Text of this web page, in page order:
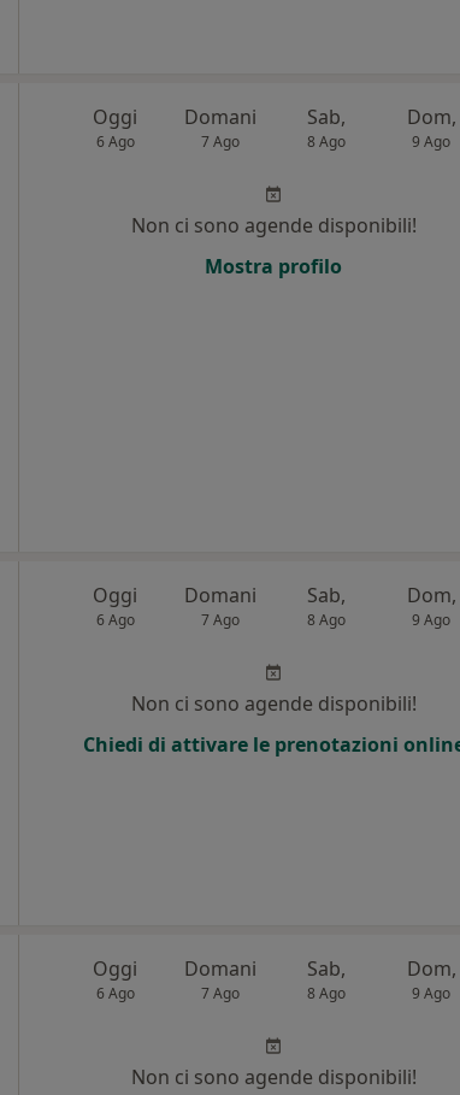
Oggi
6 Ago
Domani
7 Ago
Sab,
8 Ago
Dom,
9 Ago
Non ci sono agende disponibili!
Mostra profilo
Oggi
6 Ago
Domani
7 Ago
Sab,
8 Ago
Dom,
9 Ago
Non ci sono agende disponibili!
Chiedi di attivare le prenotazioni
Oggi
6 Ago
Domani
7 Ago
Sab,
8 Ago
Dom,
9 Ago
Non ci sono agende disponibili!